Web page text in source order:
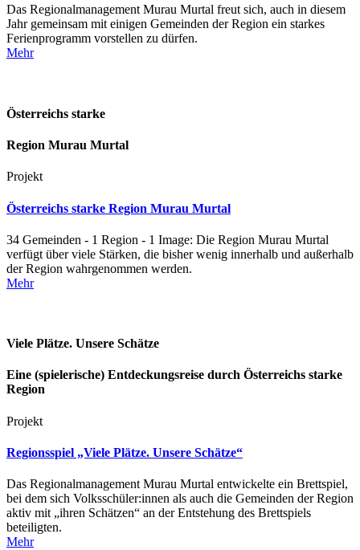
Das Regionalmanagement Murau Murtal freut sich, auch in diesem
Jahr gemeinsam mit einigen Gemeinden der Region ein starkes
Ferienprogramm vorstellen zu dürfen.
Mehr
Österreichs starke
Region Murau Murtal
Projekt
Österreichs starke Region Murau Murtal
34 Gemeinden - 1 Region - 1 Image: Die Region Murau Murtal
verfügt über viele Stärken, die bisher wenig innerhalb und außerhalb
der Region wahrgenommen werden.
Mehr
Viele Plätze. Unsere Schätze
Eine (spielerische) Entdeckungsreise durch Österreichs starke
Region
Projekt
Regionsspiel „Viele Plätze. Unsere Schätze“
Das Regionalmanagement Murau Murtal entwickelte ein Brettspiel,
bei dem sich Volksschüler:innen als auch die Gemeinden der Region
aktiv mit „ihren Schätzen“ an der Entstehung des Brettspiels
beteiligten.
Mehr